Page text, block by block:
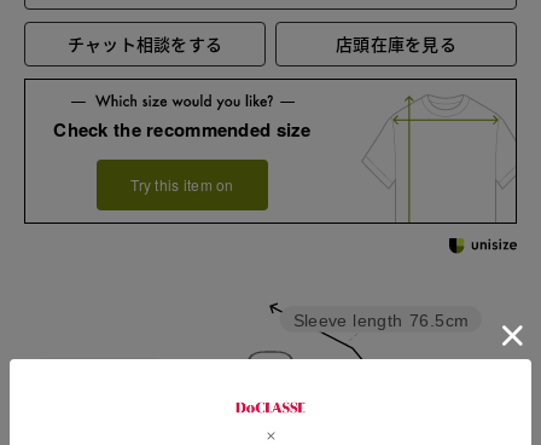
チャット相談をする 店頭在庫を見る
Check the recommended size
Try this item on
Sleeve length 76.5cm